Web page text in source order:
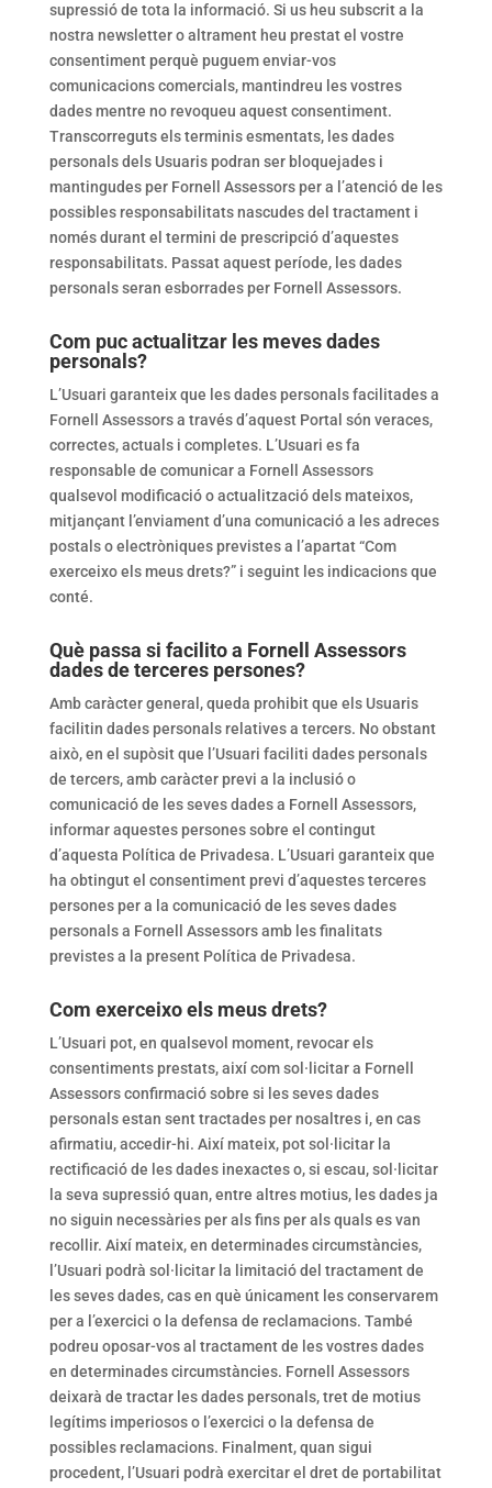
supressió de tota la informació. Si us heu subscrit a la
nostra newsletter o altrament heu prestat el vostre
consentiment perquè puguem enviar-vos
comunicacions comercials, mantindreu les vostres
dades mentre no revoqueu aquest consentiment.
Transcorreguts els terminis esmentats, les dades
personals dels Usuaris podran ser bloquejades i
mantingudes per Fornell Assessors per a l’atenció de les
possibles responsabilitats nascudes del tractament i
només durant el termini de prescripció d’aquestes
responsabilitats. Passat aquest període, les dades
personals seran esborrades per Fornell Assessors.
Com puc actualitzar les meves dades
personals?
L’Usuari garanteix que les dades personals facilitades a
Fornell Assessors a través d’aquest Portal són veraces,
correctes, actuals i completes. L’Usuari es fa
responsable de comunicar a Fornell Assessors
qualsevol modificació o actualització dels mateixos,
mitjançant l’enviament d’una comunicació a les adreces
postals o electròniques previstes a l’apartat “Com
exerceixo els meus drets?” i seguint les indicacions que
conté.
Què passa si facilito a Fornell Assessors
dades de terceres persones?
Amb caràcter general, queda prohibit que els Usuaris
facilitin dades personals relatives a tercers. No obstant
això, en el supòsit que l’Usuari faciliti dades personals
de tercers, amb caràcter previ a la inclusió o
comunicació de les seves dades a Fornell Assessors,
informar aquestes persones sobre el contingut
d’aquesta Política de Privadesa. L’Usuari garanteix que
ha obtingut el consentiment previ d’aquestes terceres
persones per a la comunicació de les seves dades
personals a Fornell Assessors amb les finalitats
previstes a la present Política de Privadesa.
Com exerceixo els meus drets?
L’Usuari pot, en qualsevol moment, revocar els
consentiments prestats, així com sol·licitar a Fornell
Assessors confirmació sobre si les seves dades
personals estan sent tractades per nosaltres i, en cas
afirmatiu, accedir-hi. Així mateix, pot sol·licitar la
rectificació de les dades inexactes o, si escau, sol·licitar
la seva supressió quan, entre altres motius, les dades ja
no siguin necessàries per als fins per als quals es van
recollir. Així mateix, en determinades circumstàncies,
l’Usuari podrà sol·licitar la limitació del tractament de
les seves dades, cas en què únicament les conservarem
per a l’exercici o la defensa de reclamacions. També
podreu oposar-vos al tractament de les vostres dades
en determinades circumstàncies. Fornell Assessors
deixarà de tractar les dades personals, tret de motius
legítims imperiosos o l’exercici o la defensa de
possibles reclamacions. Finalment, quan sigui
procedent, l’Usuari podrà exercitar el dret de portabilitat